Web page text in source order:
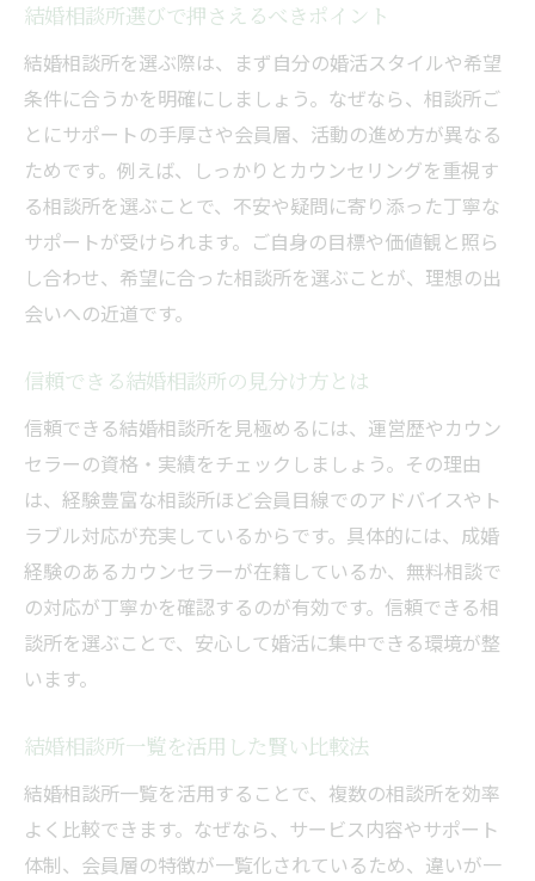
結婚相談所選びで押さえるべきポイント
結婚相談所を選ぶ際は、まず自分の婚活スタイルや希望
条件に合うかを明確にしましょう。なぜなら、相談所ご
とにサポートの手厚さや会員層、活動の進め方が異なる
ためです。例えば、しっかりとカウンセリングを重視す
る相談所を選ぶことで、不安や疑問に寄り添った丁寧な
サポートが受けられます。ご自身の目標や価値観と照ら
し合わせ、希望に合った相談所を選ぶことが、理想の出
会いへの近道です。
信頼できる結婚相談所の見分け方とは
信頼できる結婚相談所を見極めるには、運営歴やカウン
セラーの資格・実績をチェックしましょう。その理由
は、経験豊富な相談所ほど会員目線でのアドバイスやト
ラブル対応が充実しているからです。具体的には、成婚
経験のあるカウンセラーが在籍しているか、無料相談で
の対応が丁寧かを確認するのが有効です。信頼できる相
談所を選ぶことで、安心して婚活に集中できる環境が整
います。
結婚相談所一覧を活用した賢い比較法
結婚相談所一覧を活用することで、複数の相談所を効率
よく比較できます。なぜなら、サービス内容やサポート
体制、会員層の特徴が一覧化されているため、違いが一